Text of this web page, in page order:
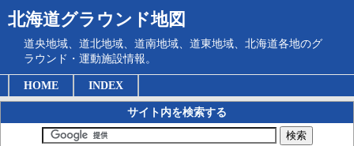
北海道グラウンド地図
道央地域、道北地域、道南地域、道東地域、北海道各地のグ
ラウンド・運動施設情報。
HOME INDEX
サイト内を検索する